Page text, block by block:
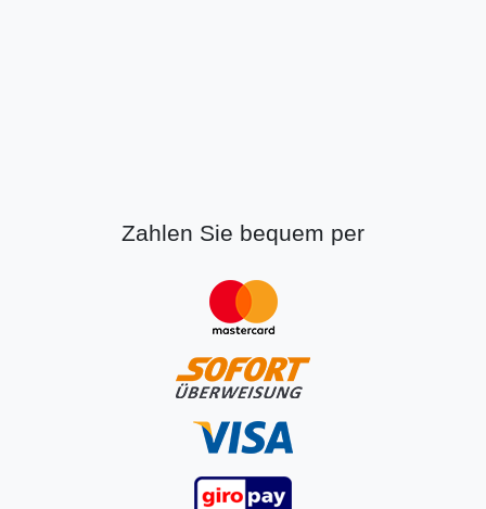
Zahlen Sie bequem per